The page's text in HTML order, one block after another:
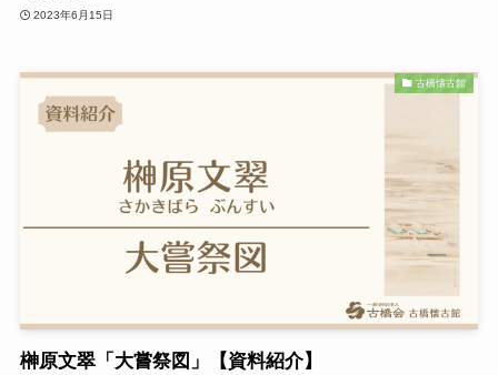
2023年6月15日
古橋懐古館
榊原文翠「大嘗祭図」【資料紹介】